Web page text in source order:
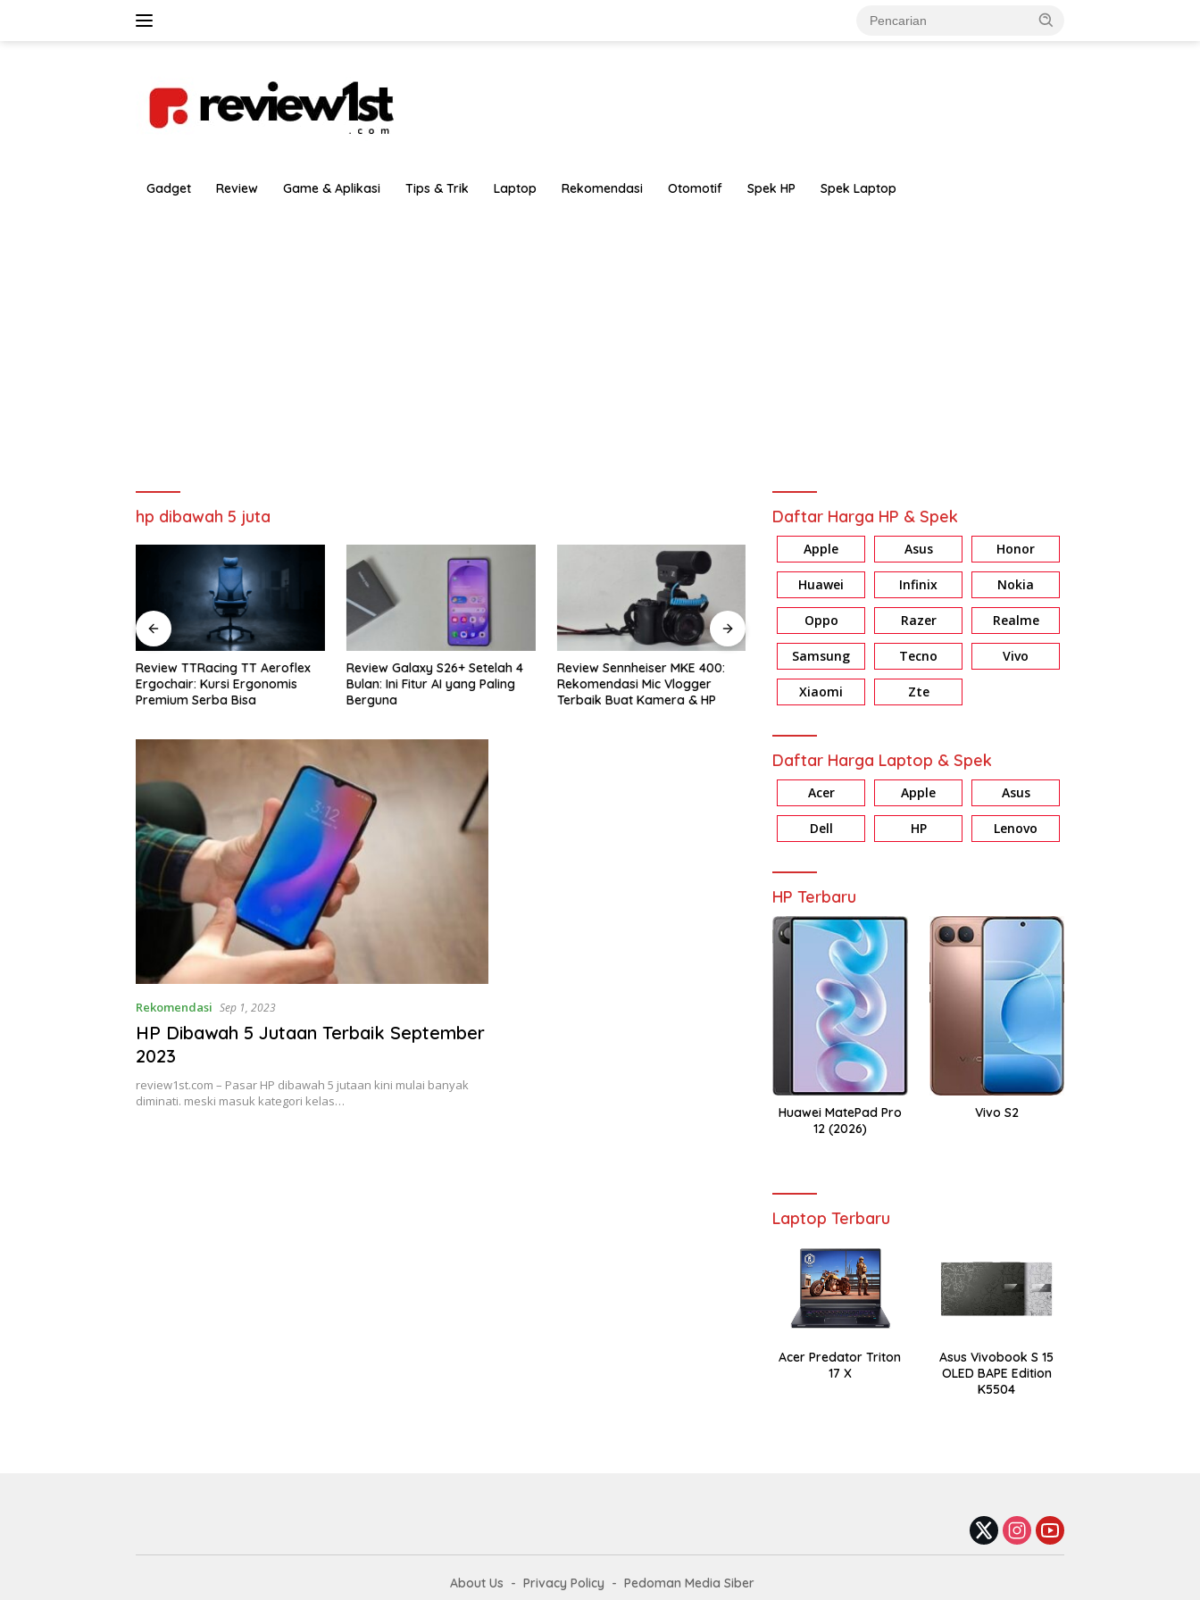
Gadget Review Game & Aplikasi Tips & Trik Laptop Rekomendasi Otomotif Spek HP Spek Laptop
hp dibawah 5 juta
Review Galaxy S26+ Setelah 4
Bulan: Ini Fitur AI yang Paling
Berguna
Review Sennheiser MKE 400:
Rekomendasi Mic Vlogger
Terbaik Buat Kamera & HP
Review Xiaomi Smart Band 10
Pro: Harga Sejutaan, Fiturnya
Bikin Nagih!
Review HONOR X7d: Baterai &
Memori Jumbo, Harga Masuk
Akal
Review Galaxy A37 5G:
Rekomendasi Sep 1, 2023
HP Dibawah 5 Jutaan Terbaik September
2023
review1st.com – Pasar HP dibawah 5 jutaan kini mulai banyak
diminati. meski masuk kategori kelas…
Daftar Harga HP & Spek
Apple Asus Honor
Huawei Infinix Nokia
Oppo Razer Realme
Samsung Tecno Vivo
Xiaomi Zte
Daftar Harga Laptop & Spek
Acer Apple Asus
Dell HP Lenovo
HP Terbaru
Huawei MatePad Pro
12 (2026)
Vivo S2
Laptop Terbaru
Acer Predator Triton
17 X
Asus Vivobook S 15
OLED BAPE Edition
K5504
About Us Privacy Policy
Pedoman Media Siber